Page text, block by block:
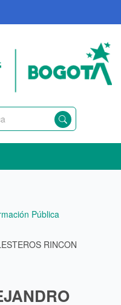
Pública
RINCON